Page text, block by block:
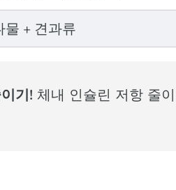
물 + 견과류
기! 체내 인슐린 저항 줄